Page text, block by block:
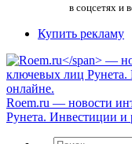
в соцсетях и
Купить рекламу
Roem.ru — новости
Рунета. Инвестиции и